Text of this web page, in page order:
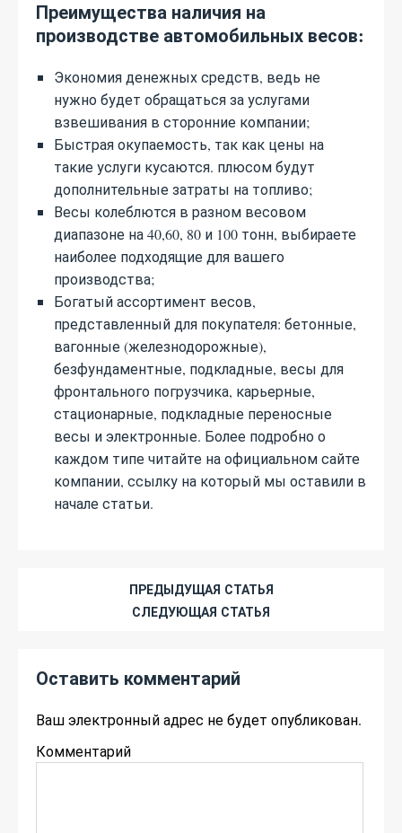
Преимущества наличия на
производстве автомобильных весов:
Экономия денежных средств, ведь не
нужно будет обращаться за услугами
взвешивания в сторонние компании;
Быстрая окупаемость, так как цены на
такие услуги кусаются. плюсом будут
дополнительные затраты на топливо;
Весы колеблются в разном весовом
диапазоне на 40,60, 80 и 100 тонн, выбираете
наиболее подходящие для вашего
производства;
Богатый ассортимент весов,
представленный для покупателя: бетонные,
вагонные (железнодорожные),
безфундаментные, подкладные, весы для
фронтального погрузчика, карьерные,
стационарные, подкладные переносные
весы и электронные. Более подробно о
каждом типе читайте на официальном сайте
компании, ссылку на который мы оставили в
начале статьи.
ПРЕДЫДУЩАЯ СТАТЬЯ
СЛЕДУЮЩАЯ СТАТЬЯ
Оставить комментарий
Ваш электронный адрес не будет опубликован.
Комментарий